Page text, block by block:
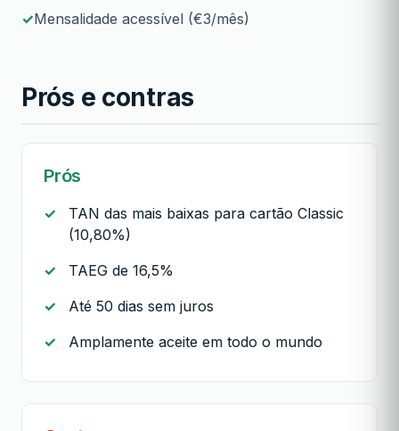
Mensalidade acessível (€3/mês)
Prós e contras
Prós
TAN das mais baixas para cartão Classic
(10,80%)
TAEG de 16,5%
Até 50 dias sem juros
Amplamente aceite em todo o mundo